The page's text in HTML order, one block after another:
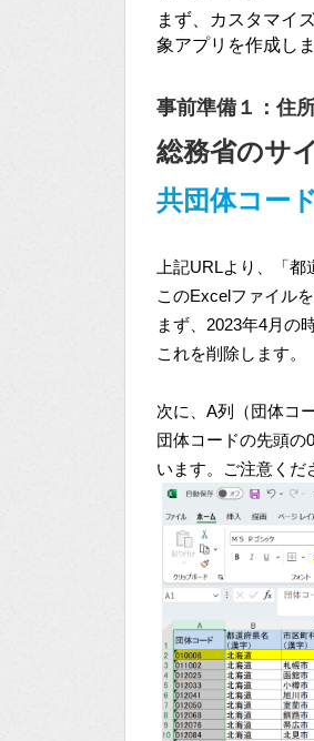
まず、カスタマイ
象アプリを作成しま
事前準備１：住
総務省のサ
共団体コー
上記URLより、「都
このExcelファイル
まず、2023年4月の
これを削除します。
次に、A列（団体コ
団体コードの先頭の
います。ご注意くだ